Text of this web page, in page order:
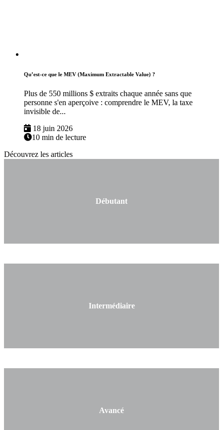
Qu’est-ce que le MEV (Maximum Extractable Value) ?
Plus de 550 millions $ extraits chaque année sans que
personne s'en aperçoive : comprendre le MEV, la taxe
invisible de...
18 juin 2026
10 min de lecture
Découvrez les articles
Débutant
Intermédiaire
Avancé